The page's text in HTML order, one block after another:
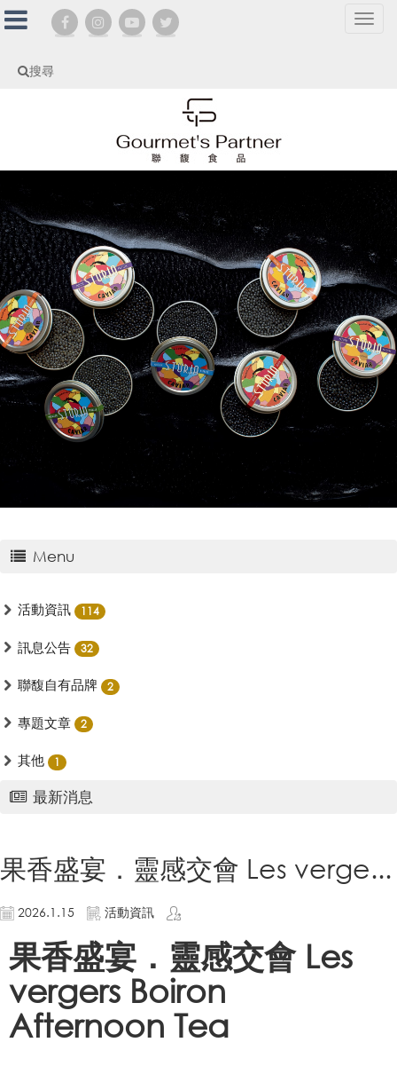
搜尋
選
Menu
活動資訊 114
訊息公告 32
聯馥自有品牌 2
專題文章 2
其他 1
最新消息
果香盛宴．靈感交會 Les verge...
2026.1.15 活動資訊
果香盛宴．靈感交會 Les
vergers Boiron
Afternoon Tea